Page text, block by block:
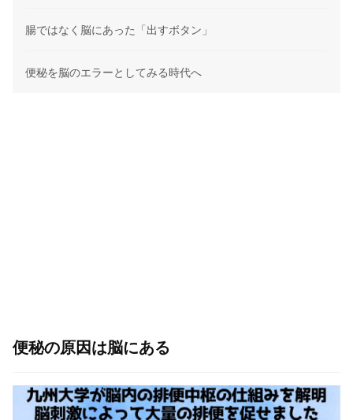
腸ではなく脳にあった「出すボタン」
便秘を脳のエラーとしてみる時代へ
便秘の原因は脳にある